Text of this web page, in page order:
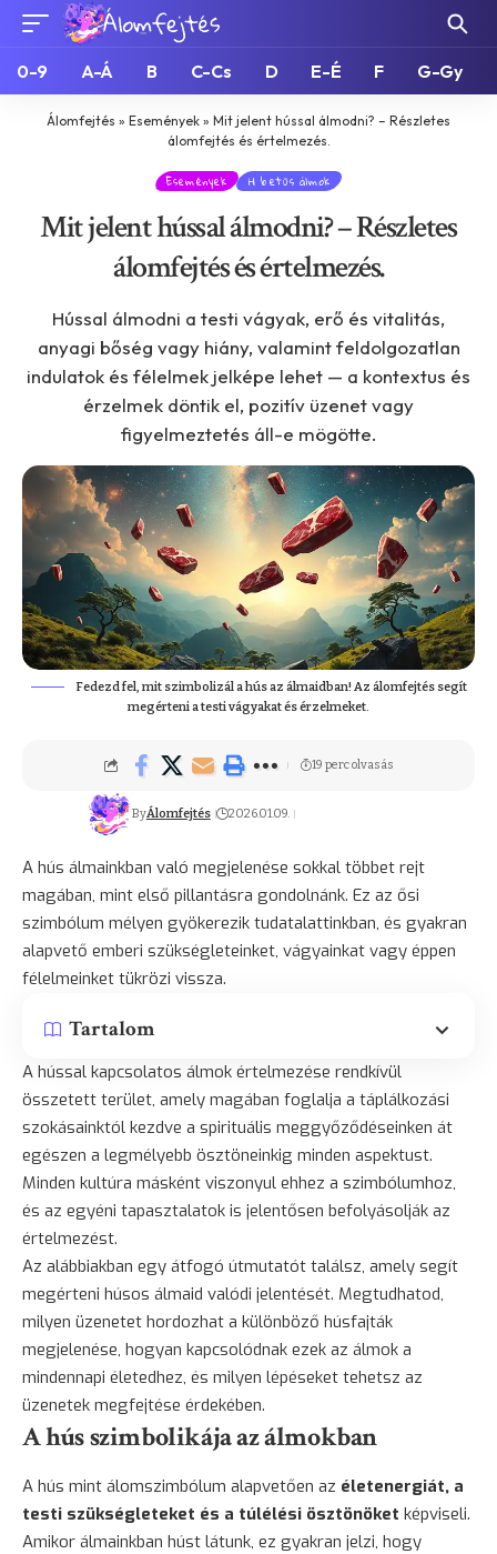
0-9 A-Á B C-Cs D E-É F G-Gy
Álomfejtés » Események » Mit jelent hússal álmodni? – Részletes
álomfejtés és értelmezés.
Események H betűs álmok
Mit jelent hússal álmodni? – Részletes
álomfejtés és értelmezés.
Hússal álmodni a testi vágyak, erő és vitalitás,
anyagi bőség vagy hiány, valamint feldolgozatlan
indulatok és félelmek jelképe lehet — a kontextus és
érzelmek döntik el, pozitív üzenet vagy
figyelmeztetés áll-e mögötte.
Fedezd fel, mit szimbolizál a hús az álmaidban! Az álomfejtés segít
megérteni a testi vágyakat és érzelmeket.
ByÁlomfejtés 2026.01.09.
19 perc olvasás
A hús álmainkban való megjelenése sokkal többet rejt
magában, mint első pillantásra gondolnánk. Ez az ősi
szimbólum mélyen gyökerezik tudatalattinkban, és gyakran
alapvető emberi szükségleteinket, vágyainkat vagy éppen
félelmeinket tükrözi vissza.
Tartalom
A hússal kapcsolatos álmok értelmezése rendkívül
összetett terület, amely magában foglalja a táplálkozási
szokásainktól kezdve a spirituális meggyőződéseinken át
egészen a legmélyebb ösztöneinkig minden aspektust.
Minden kultúra másként viszonyul ehhez a szimbólumhoz,
és az egyéni tapasztalatok is jelentősen befolyásolják az
értelmezést.
Az alábbiakban egy átfogó útmutatót találsz, amely segít
megérteni húsos álmaid valódi jelentését. Megtudhatod,
milyen üzenetet hordozhat a különböző húsfajták
megjelenése, hogyan kapcsolódnak ezek az álmok a
mindennapi életedhez, és milyen lépéseket tehetsz az
üzenetek megfejtése érdekében.
A hús szimbolikája az álmokban
A hús mint álomszimbólum alapvetően az életenergiát, a
testi szükségleteket és a túlélési ösztönöket képviseli.
Amikor álmainkban húst látunk, ez gyakran jelzi, hogy